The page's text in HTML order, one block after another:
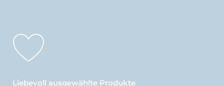
Liebevoll ausgewählte Produkte